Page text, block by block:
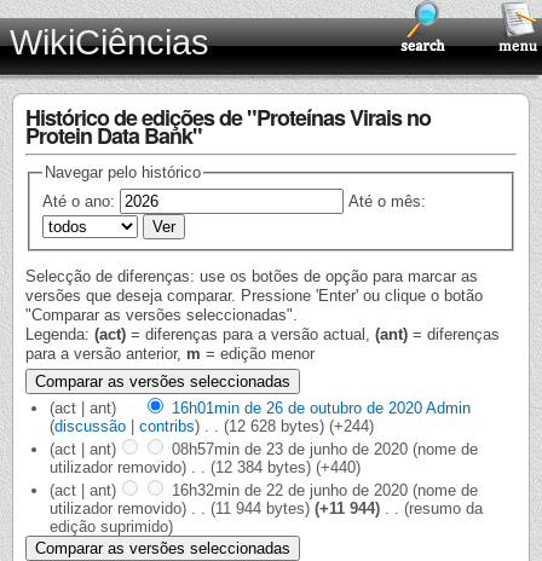
WikiCiências
Histórico de edições de "Proteínas Virais no
Protein Data Bank"
Navegar pelo histórico
Até o ano:
Até o mês:
Selecção de diferenças: use os botões de opção para marcar as
versões que deseja comparar. Pressione 'Enter' ou clique o botão
"Comparar as versões seleccionadas".
Legenda: (act) = diferenças para a versão actual, (ant) = diferenças
para a versão anterior, m = edição menor
(act | ant) 16h01min de 26 de outubro de 2020 Admin
(discussão | contribs) (12 628 bytes) (+244)
(act | ant)
08h57min de 23 de junho de 2020 (nome de
utilizador removido)
(12 384 bytes) (+440)
(act | ant)
16h32min de 22 de junho de 2020 (nome de
utilizador removido)
(11 944 bytes) (+11 944)
(resumo da
edição suprimido)